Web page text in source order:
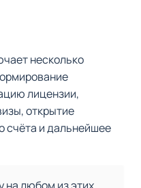
несколько
лицензии,
открытие
счёта и дальнейшее